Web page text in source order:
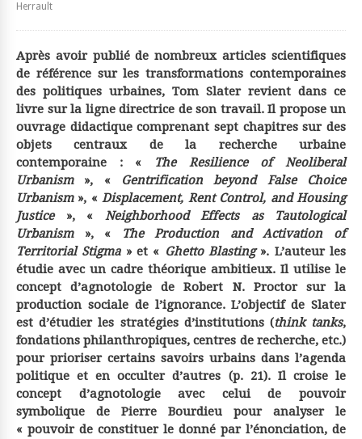
Herrault
Après avoir publié de nombreux articles scientifiques
de référence sur les transformations contemporaines
des politiques urbaines, Tom Slater revient dans ce
livre sur la ligne directrice de son travail. Il propose un
ouvrage didactique comprenant sept chapitres sur des
objets centraux de la recherche urbaine
contemporaine : «
The Resilience of Neoliberal
Urbanism», «
Gentrification beyond False Choice
Urbanism», «Displacement, Rent Control, and Housing
Justice», « Neighborhood Effects as Tautological
Urbanism», «
The Production and Activation of
Territorial Stigma» et « Ghetto Blasting». L’auteur les
étudie avec un cadre théorique ambitieux. Il utilise le
concept d’agnotologie de Robert N. Proctor sur la
production sociale de l’ignorance. L’objectif de Slater
est d’étudier les stratégies d’institutions (think tanks,
fondations philanthropiques, centres de recherche, etc.)
pour prioriser certains savoirs urbains dans l’agenda
politique et en occulter d’autres (p. 21). Il croise le
concept d’agnotologie avec celui de pouvoir
symbolique de Pierre Bourdieu pour analyser le
« pouvoir de constituer le donné par l’énonciation, de